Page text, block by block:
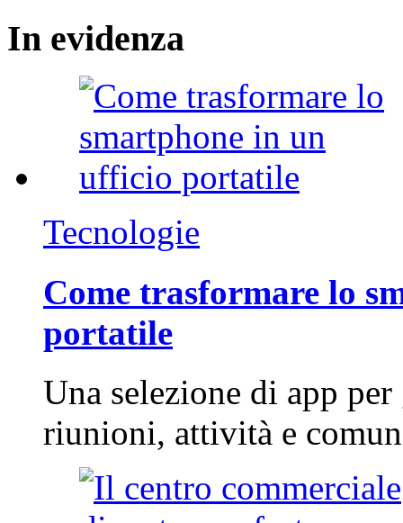
In evidenza
Tecnologie
Come trasformare lo
portatile
Una selezione di app
riunioni, attività e